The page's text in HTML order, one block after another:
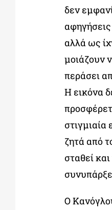
δεν
αλλά ως
μοιάζουν
περάσει
Η εικόνα
στιγμιαία
ζητά από
σταθεί
Ο